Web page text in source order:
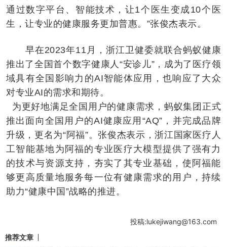
通过数字平台、智能技术，让1个医生变成10个医
生，让专业的健康服务更加普惠。”张俊杰表示。
早在2023年11月，浙江卫健委就联合蚂蚁健康
推出了全国首个数字健康人“安诊儿”，成为了医疗领
域具有全国影响力的AI智能体应用，也响应了大众
对专业AI的需求和期待。
为更好地满足全国用户的健康需求，蚂蚁集团正式
推出面向全国用户的AI健康应用“AQ”，并完成品牌
升级，更名为“阿福”。张俊杰表示，浙江国家医疗人
工智能基地为阿福的专业医疗大模型提供了强有力
的技术与资源支持，夯实了其专业基础，使阿福能
够更高质量地服务每一位有健康需求的用户，持续
助力“健康中国”战略的推进。
投稿:lukejiwang@163.com
推荐文章